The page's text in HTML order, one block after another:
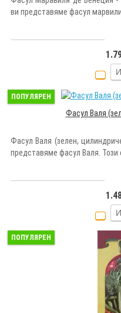
ви представяме фасул
ПОПУЛЯРЕН
Фасул Валя
Фасул Валя (зелен,
представяме фасул Валя. Този
ПОПУЛЯРЕН